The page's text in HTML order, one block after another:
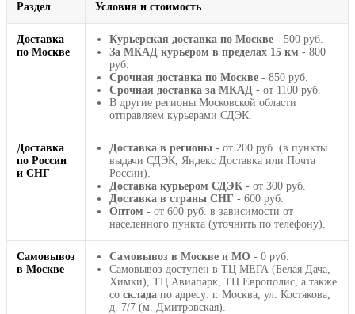
Раздел Условия и стоимость
Доставка
по Москве
Курьерская доставка по Москве - 500 руб.
За МКАД курьером в пределах 15 км - 800
руб.
Срочная доставка по Москве - 850 руб.
Срочная доставка за МКАД - от 1100 руб.
В другие регионы Московской области
отправляем курьерами СДЭК.
Доставка
по России
и СНГ
Доставка в регионы - от 200 руб. (в пункты
выдачи СДЭК, Яндекс Доставка или Почта
России).
Доставка курьером СДЭК - от 300 руб.
Доставка в страны СНГ - 600 руб.
Оптом - от 600 руб. в зависимости от
населенного пункта (уточнить по телефону).
Самовывоз
в Москве
Самовывоз в Москве и МО - 0 руб.
Самовывоз доступен в ТЦ МЕГА (Белая Дача,
Химки), ТЦ Авиапарк, ТЦ Европолис, а также
со склада по адресу: г. Москва, ул. Костякова,
д. 7/7 (м. Дмитровская).